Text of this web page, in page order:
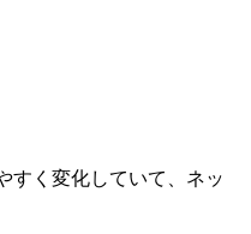
すく変化していて、ネッ